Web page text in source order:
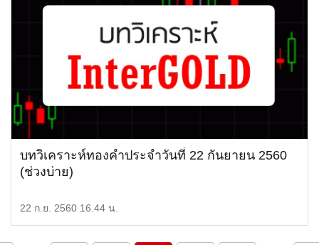
บทวิเคราะห์ทองคำประจำวันที่ 22 กันยายน 2560
(ช่วงบ่าย)
22 ก.ย. 2560 16.44 น.